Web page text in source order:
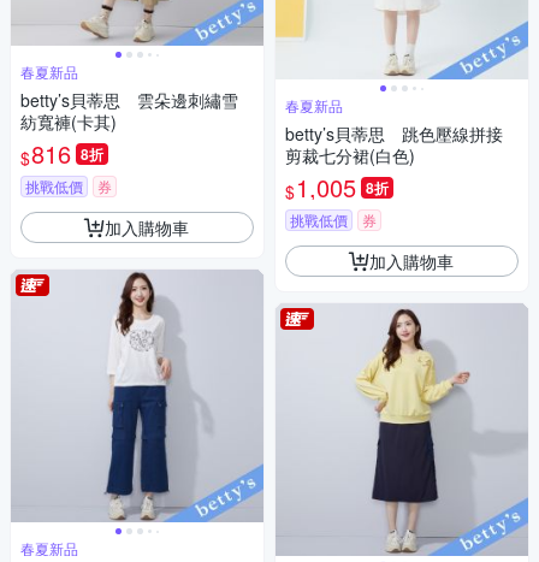
春夏新品
betty’s貝蒂思 雲朵邊刺繡雪
紡寬褲(卡其)
$816 8折
挑戰低價 券
加入購物車
春夏新品
春夏新品
betty’s貝蒂思 跳色壓線拼接
剪裁七分裙(白色)
$1,005 8折
挑戰低價 券
加入購物車